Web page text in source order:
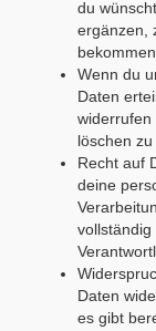
du
ergänzen,
Wenn du
Daten
widerrufen
löschen
Recht auf
deine
Daten
es gibt